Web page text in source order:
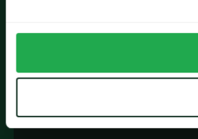
Xacus
Alle merken
Vacatures